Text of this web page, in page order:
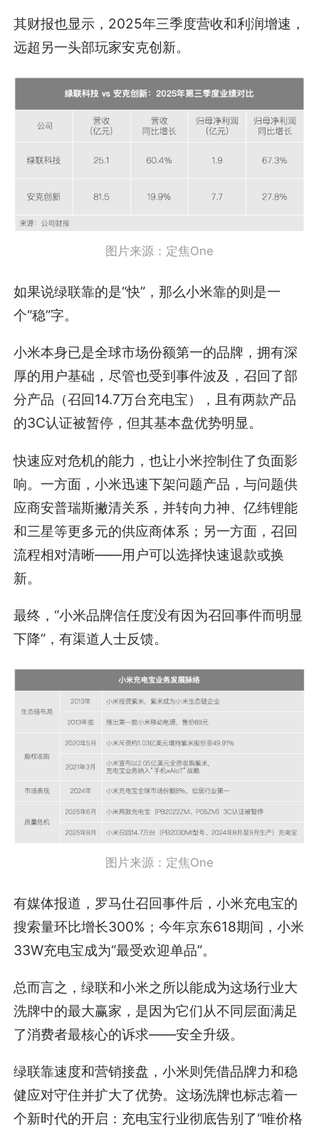
其财报也显示，2025年三季度营收和利润增速，
远超另一头部玩家安克创新。
图片来源：定焦One
如果说绿联靠的是“快”，那么小米靠的则是一
个“稳”字。
小米本身已是全球市场份额第一的品牌，拥有深
厚的用户基础，尽管也受到事件波及，召回了部
分产品（召回14.7万台充电宝），且有两款产品
的3C认证被暂停，但其基本盘优势明显。
快速应对危机的能力，也让小米控制住了负面影
响。一方面，小米迅速下架问题产品，与问题供
应商安普瑞斯撇清关系，并转向力神、亿纬锂能
和三星等更多元的供应商体系；另一方面，召回
流程相对清晰——用户可以选择快速退款或换
新。
最终，“小米品牌信任度没有因为召回事件而明显
下降”，有渠道人士反馈。
图片来源：定焦One
有媒体报道，罗马仕召回事件后，小米充电宝的
搜索量环比增长300%；今年京东618期间，小米
33W充电宝成为“最受欢迎单品”。
总而言之，绿联和小米之所以能成为这场行业大
洗牌中的最大赢家，是因为它们从不同层面满足
了消费者最核心的诉求——安全升级。
绿联靠速度和营销接盘，小米则凭借品牌力和稳
健应对守住并扩大了优势。这场洗牌也标志着一
个新时代的开启：充电宝行业彻底告别了“唯价格